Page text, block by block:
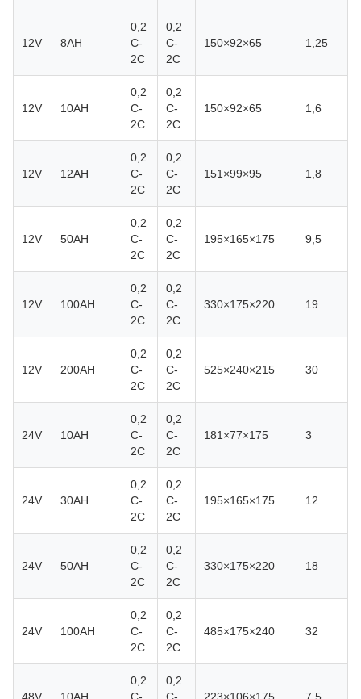
12V 8AH
0,2
C-
2C
0,2
C-
2C
150×92×65 1,25
12V 10AH
0,2
C-
2C
0,2
C-
2C
150×92×65 1,6
12V 12AH
0,2
C-
2C
0,2
C-
2C
151×99×95 1,8
12V 50AH
0,2
C-
2C
0,2
C-
2C
195×165×175 9,5
12V 100AH
0,2
C-
2C
0,2
C-
2C
330×175×220 19
12V 200AH
0,2
C-
2C
0,2
C-
2C
525×240×215 30
24V 10AH
0,2
C-
2C
0,2
C-
2C
181×77×175 3
24V 30AH
0,2
C-
2C
0,2
C-
2C
195×165×175 12
24V 50AH
0,2
C-
2C
0,2
C-
2C
330×175×220 18
24V 100AH
0,2
C-
2C
0,2
C-
2C
485×175×240 32
48V 10AH
0,2
C-
0,2
C-
223×106×175 7,5